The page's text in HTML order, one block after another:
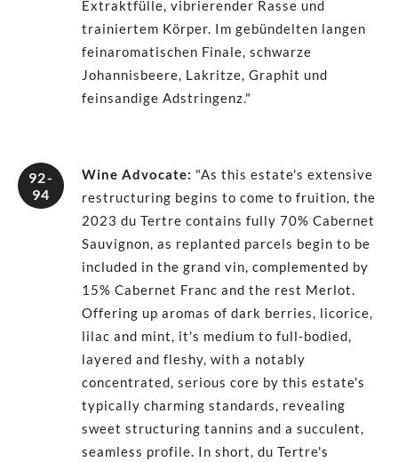
Extraktfülle, vibrierender Rasse und
trainiertem Körper. Im gebündelten langen
feinaromatischen Finale, schwarze
Johannisbeere, Lakritze, Graphit und
feinsandige Adstringenz."
92-
94
Wine Advocate: "As this estate's extensive
restructuring begins to come to fruition, the
2023 du Tertre contains fully 70% Cabernet
Sauvignon, as replanted parcels begin to be
included in the grand vin, complemented by
15% Cabernet Franc and the rest Merlot.
Offering up aromas of dark berries, licorice,
lilac and mint, it's medium to full-bodied,
layered and fleshy, with a notably
concentrated, serious core by this estate's
typically charming standards, revealing
sweet structuring tannins and a succulent,
seamless profile. In short, du Tertre's